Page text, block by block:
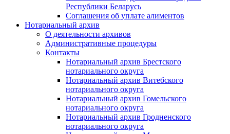
Республики Беларусь
Соглашения об уплате алиментов
Нотариальный архив
О деятельности архивов
Административные процедуры
Контакты
Нотариальный архив Брестского
нотариального округа
Нотариальный архив Витебского
нотариального округа
Нотариальный архив Гомельского
нотариального округа
Нотариальный архив Гродненского
нотариального округа